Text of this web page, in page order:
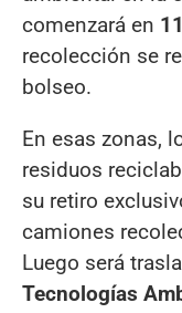
comenzará en
recolección se
bolseo.
En esas zonas,
residuos
su retiro
camiones
Luego será
Tecnologías